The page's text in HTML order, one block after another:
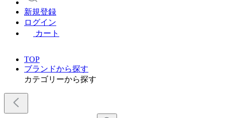
新規登録
ログイン
カート
TOP
ブランドから探す
カテゴリーから探す